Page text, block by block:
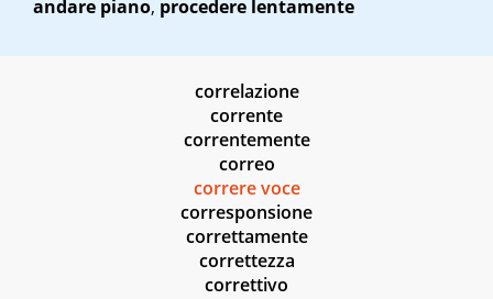
andare piano, procedere lentamente
correlazione
corrente
correntemente
correo
correre voce
corresponsione
correttamente
correttezza
correttivo